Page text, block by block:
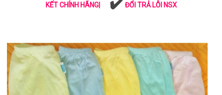
KẾT CHÍNH HÃNG| ĐỔI TRẢ LỖI NSX